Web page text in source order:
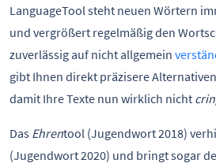
LanguageTool steht neuen Wörtern
und vergrößert regelmäßig den
zuverlässig auf nicht allgemein
gibt Ihnen direkt präzisere
damit Ihre Texte nun wirklich nicht
Das Ehrentool (Jugendwort 2018)
(Jugendwort 2020) und bringt sogar